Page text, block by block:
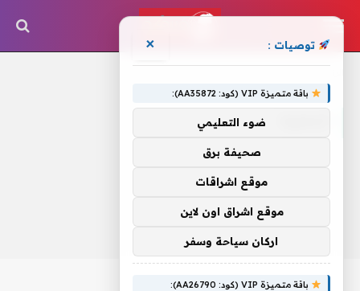
توصيات : ×
باقة متميزة VIP (كود: AA35872):
ضوء التعليمي
صحيفة برق
موقع اشراقات
موقع اشراق اون لاين
اركان سياحة وسفر
باقة متميزة VIP (كود: AA26790):